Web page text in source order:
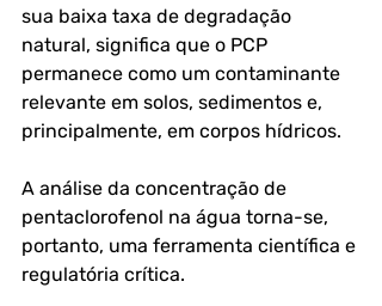
sua baixa taxa de degradação
natural, significa que o PCP
permanece como um contaminante
relevante em solos, sedimentos e,
principalmente, em corpos hídricos.
A análise da concentração de
pentaclorofenol na água torna-se,
portanto, uma ferramenta científica e
regulatória crítica.